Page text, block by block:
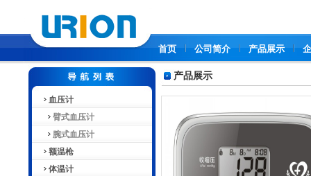
首页 公司简介 产品展示
血压计
臂式血压计
腕式血压计
额温枪
体温计
产品展示